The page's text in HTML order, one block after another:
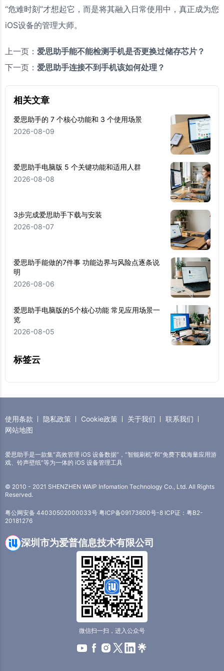
“危难时刻”才想起它，而是将其融入日常使用中，真正成为您
iOS设备的管理大师。
上一页： 爱思助手能不能检测手机是否更换过储存芯片？
下一页： 爱思助手连接不到手机该如何处理？
相关文章
爱思助手的 7 个核心功能和 3 个使用场景
2026-08-09
爱思助手电脑版 5 个关键功能和适用人群
2026-08-08
3步完成爱思助手下载与安装
2026-08-07
爱思助手能做的7件事 功能边界与风险点逐条说
明
2026-08-06
爱思助手电脑版的5个核心功能 常见应用场景一
览
2026-08-05
标签云
使用条款 隐私政策 Cookie政策 关于我们
联系我们
网站地图
爱思助手是一款集“高效管理 iOS 设备数据”，“智能刷机”和“免费下载海量应用游
戏、铃声壁纸”等为一体的 iOS 设备管理工具
© 2010 - 2021 SHENZHEN WAIP Infomation Technology Co., Ltd. All Rights
Reserved.
粤公网安备 44030502000033号 粤ICP备09173600号-8 ICP证：粤B2-
20181276
深圳市为爱普信息技术有限公司
微信扫一扫，进入公众号